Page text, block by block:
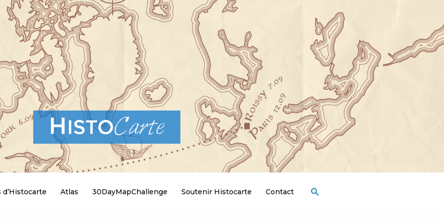
Atlas 30DayMapChallenge Soutenir Histocarte Contact Rechercher